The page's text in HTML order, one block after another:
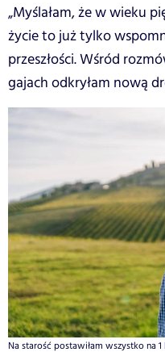
„Myślałam, że w wieku
życie to już tylko
przeszłości. Wśród
gajach odkryłam nową
Na starość postawiłam wszystko na